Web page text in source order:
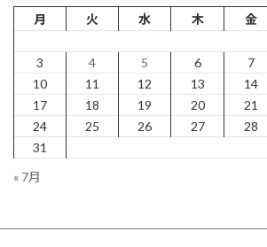
月
火 水 木 金
3
4 5 6 7
10
11 12 13 14
17
18 19 20 21
24
25 26 27 28
31
« 7月